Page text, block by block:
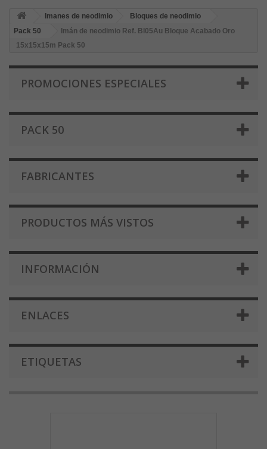
Imanes de neodimio
Bloques de neodimio
Pack 50
Imán de neodimio Ref. Bl05Au Bloque Acabado Oro
15x15x15m Pack 50
PROMOCIONES ESPECIALES
PACK 50
FABRICANTES
PRODUCTOS MÁS VISTOS
INFORMACIÓN
ENLACES
ETIQUETAS